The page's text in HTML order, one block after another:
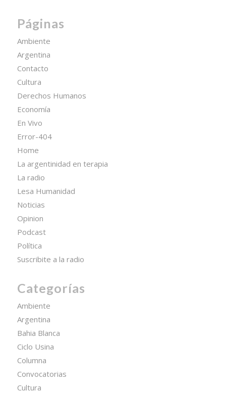
Páginas
Ambiente
Argentina
Contacto
Cultura
Derechos Humanos
Economía
En Vivo
Error-404
Home
La argentinidad en terapia
La radio
Lesa Humanidad
Noticias
Opinion
Podcast
Política
Suscribite a la radio
Categorías
Ambiente
Argentina
Bahia Blanca
Ciclo Usina
Columna
Convocatorias
Cultura